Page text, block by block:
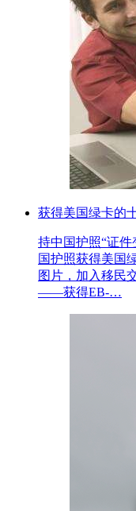
获得美国绿卡的
持中国护照“证
国护照获得美国
图片，加入移民
——获得EB-…